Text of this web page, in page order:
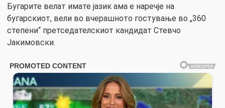
Бугарите велат имате јазик ама е наречје на
бугарскиот, вели во вчерашното гостување во „360
степени“ претседателскиот кандидат Стевчо
Јакимовски.